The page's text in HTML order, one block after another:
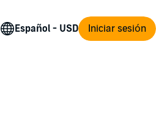
Iniciar sesión